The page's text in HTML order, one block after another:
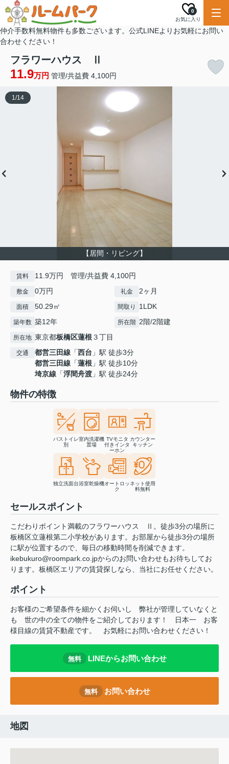
お気に入り
0
仲介手数料無料物件も多数ございます。公式LINEよりお気軽にお問い
合わせください！
フラワーハウス Ⅱ
11.9万円 管理/共益費 4,100円
【居間・リビング】
1/14
賃料 11.9万円 管理/共益費 4,100円
敷金 0万円 礼金 2ヶ月
面積 50.29㎡ 間取り 1LDK
築年数 築12年 所在階 2階/2階建
所在地 東京都板橋区蓮根３丁目
交通 都営三田線 「西台 」駅 徒歩3分
都営三田線 「蓮根 」駅 徒歩10分
埼京線 「浮間舟渡 」駅 徒歩24分
物件の特徴
バストイレ
別
室内洗濯機
置場
TVモニタ
付きインタ
ーホン
カウンター
キッチン
独立洗面台浴室乾燥機オートロッ
ク
ネット使用
料無料
セールスポイント
こだわりポイント満載のフラワーハウス Ⅱ。徒歩3分の場所に
板橋区立蓮根第二小学校があります。お部屋から徒歩3分の場所
に駅が位置するので、毎日の移動時間を削減できます。
ikebukuro@roompark.co.jpからのお問い合わせもお待ちしてお
ります。板橋区エリアの賃貸探しなら、当社にお任せください。
ポイント
お客様のご希望条件を細かくお伺いし
弊社が管理していなくと
も
世の中の全ての物件をご紹介しております！ 日本一
お客
様目線の賃貸不動産です。
お気軽にお問い合わせください！
無料 LINEからお問い合わせ
無料 お問い合わせ
地図